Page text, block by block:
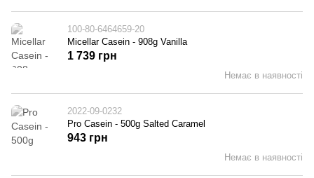
100-80-6464659-20
Micellar Casein - 908g Vanilla
Немає в наявності
1 739 грн
2022-09-0232
Pro Casein - 500g Salted Caramel
Немає в наявності
943 грн